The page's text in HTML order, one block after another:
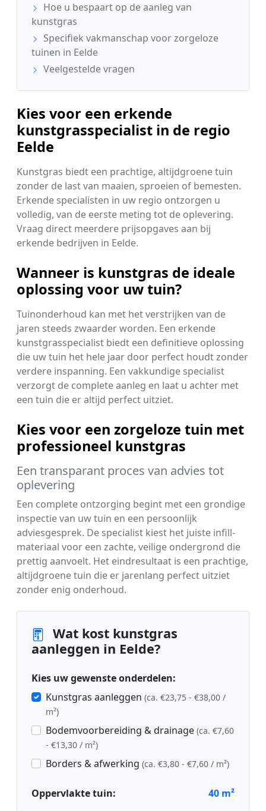
Hoe u bespaart op de aanleg van
kunstgras
Specifiek vakmanschap voor zorgeloze
tuinen in Eelde
Veelgestelde vragen
Kies voor een erkende
kunstgrasspecialist in de regio
Eelde
Kunstgras biedt een prachtige, altijdgroene tuin
zonder de last van maaien, sproeien of bemesten.
Erkende specialisten in uw regio ontzorgen u
volledig, van de eerste meting tot de oplevering.
Vraag direct meerdere prijsopgaves aan bij
erkende bedrijven in Eelde.
Wanneer is kunstgras de ideale
oplossing voor uw tuin?
Tuinonderhoud kan met het verstrijken van de
jaren steeds zwaarder worden. Een erkende
kunstgrasspecialist biedt een definitieve oplossing
die uw tuin het hele jaar door perfect houdt zonder
verdere inspanning. Een vakkundige specialist
verzorgt de complete aanleg en laat u achter met
een tuin die er altijd perfect uitziet.
Kies voor een zorgeloze tuin met
professioneel kunstgras
Een transparant proces van advies tot
oplevering
Een complete ontzorging begint met een grondige
inspectie van uw tuin en een persoonlijk
adviesgesprek. De specialist kiest het juiste infill-
materiaal voor een zachte, veilige ondergrond die
prettig aanvoelt. Het eindresultaat is een prachtige,
altijdgroene tuin die er jarenlang perfect uitziet
zonder enig onderhoud.
Wat kost kunstgras
aanleggen in Eelde?
Kies uw gewenste onderdelen:
Kunstgras aanleggen (ca. €23,75 - €38,00 /
m²)
Bodemvoorbereiding & drainage (ca. €7,60
- €13,30 / m²)
Borders & afwerking (ca. €3,80 - €7,60 / m²)
Oppervlakte tuin: 40 m²